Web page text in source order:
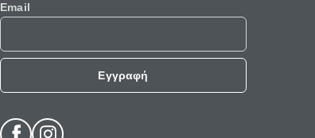
Email
Εγγραφή